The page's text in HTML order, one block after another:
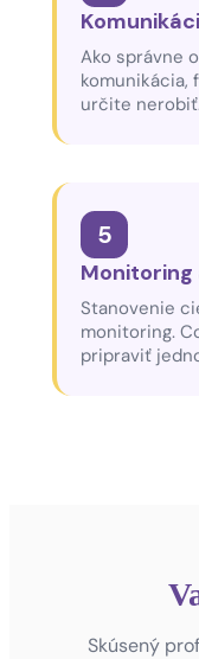
Ako správne
komunikácia,
určite
5
Monitoring
Stanovenie
monitoring.
pripraviť
Skúsený